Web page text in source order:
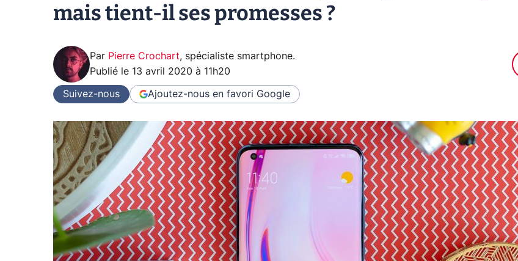
mais tient-il ses promesses ?
Par Pierre Crochart, spécialiste smartphone.
Publié le 13 avril 2020 à 11h20
Suivez-nous Ajoutez-nous en favori Google